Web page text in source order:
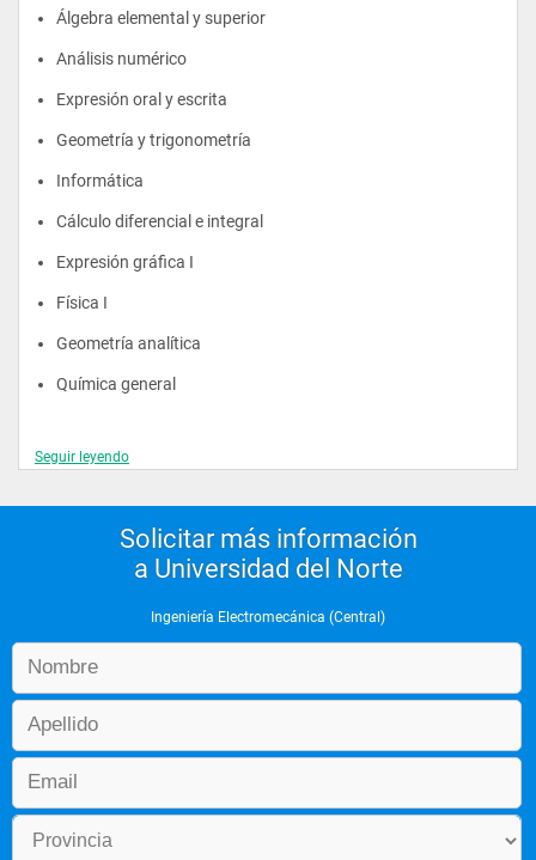
Álgebra elemental y superior
Análisis numérico
Expresión oral y escrita
Geometría y trigonometría
Informática
Cálculo diferencial e integral
Expresión gráfica I
Física I
Geometría analítica
Química general
Expresión gráfica II
Física II
Cálculo avanzado
Electricidad y magnetismo
Seguir leyendo
Solicitar más información
a Universidad del Norte
Ingeniería Electromecánica (Central)